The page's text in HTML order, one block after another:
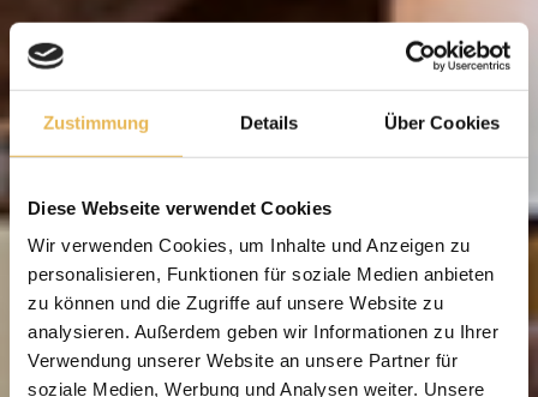
Zustimmung Details Über Cookies
Diese Webseite verwendet Cookies
Wir verwenden Cookies, um Inhalte und Anzeigen zu
personalisieren, Funktionen für soziale Medien anbieten
zu können und die Zugriffe auf unsere Website zu
analysieren. Außerdem geben wir Informationen zu Ihrer
Verwendung unserer Website an unsere Partner für
soziale Medien, Werbung und Analysen weiter. Unsere